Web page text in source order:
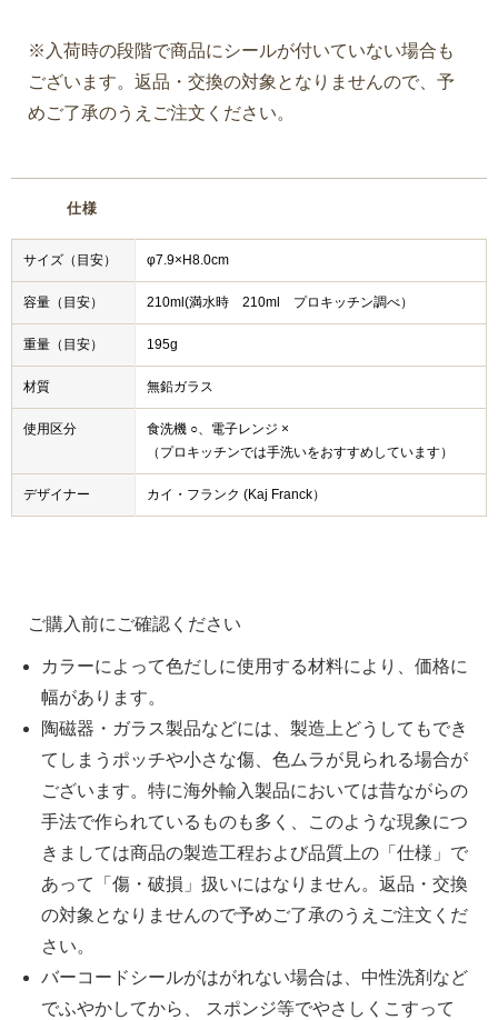
※入荷時の段階で商品にシールが付いていない場合も
ございます。返品・交換の対象となりませんので、予
めご了承のうえご注文ください。
仕様
サイズ（目安） φ7.9×H8.0cm
容量（目安） 210ml(満水時 210ml プロキッチン調べ）
重量（目安） 195g
材質 無鉛ガラス
使用区分
食洗機 ○、電子レンジ ×
（プロキッチンでは手洗いをおすすめしています）
デザイナー カイ・フランク (Kaj Franck）
ご購入前にご確認ください
カラーによって色だしに使用する材料により、価格に
幅があります。
陶磁器・ガラス製品などには、製造上どうしてもでき
てしまうポッチや小さな傷、色ムラが見られる場合が
ございます。特に海外輸入製品においては昔ながらの
手法で作られているものも多く、このような現象につ
きましては商品の製造工程および品質上の「仕様」で
あって「傷・破損」扱いにはなりません。返品・交換
の対象となりませんので予めご了承のうえご注文くだ
さい。
バーコードシールがはがれない場合は、中性洗剤など
でふやかしてから、 スポンジ等でやさしくこすって